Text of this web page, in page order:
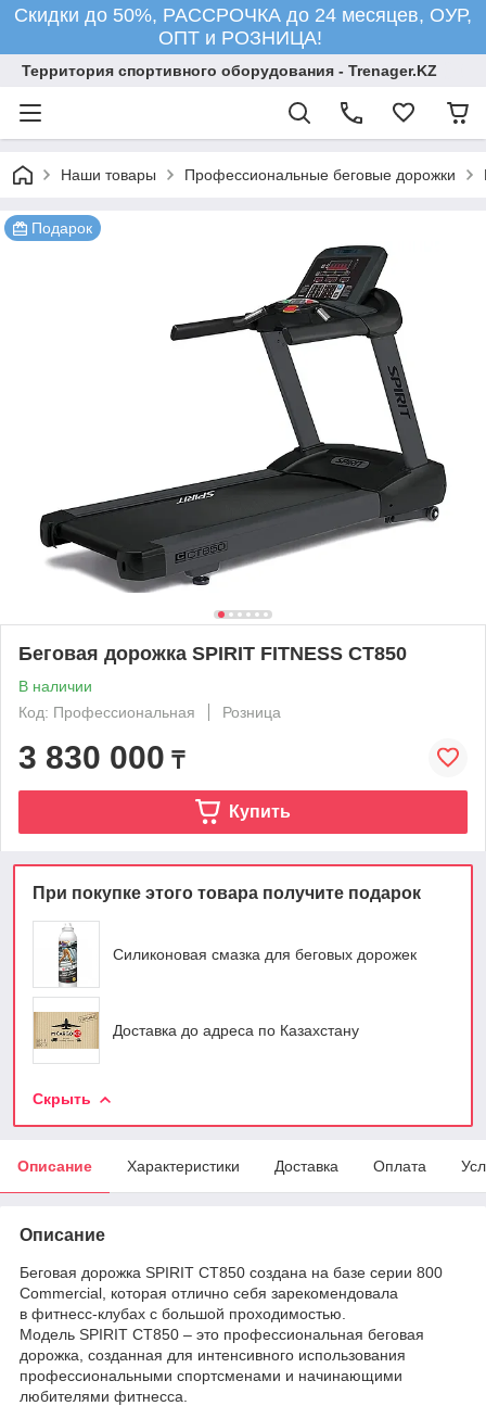
Скидки до 50%, РАССРОЧКА до 24 месяцев, ОУР,
ОПТ и РОЗНИЦА!
Территория спортивного оборудования - Trenager.KZ
Наши товары Профессиональные беговые дорожки
Подарок
Беговая дорожка SPIRIT FITNESS CT850
В наличии
Код: Профессиональная
Розница
3 830 000 ₸
Купить
При покупке этого товара получите подарок
Силиконовая смазка для беговых дорожек
Доставка до адреса по Казахстану
Скрыть
Описание Характеристики Доставка Оплата
Описание
Беговая дорожка SPIRIT CT850 создана на базе серии 800
Commercial, которая отлично себя зарекомендовала
в фитнесс-клубах с большой проходимостью.
Модель SPIRIT CT850 – это профессиональная беговая
дорожка, созданная для интенсивного использования
профессиональными спортсменами и начинающими
любителями фитнесса.